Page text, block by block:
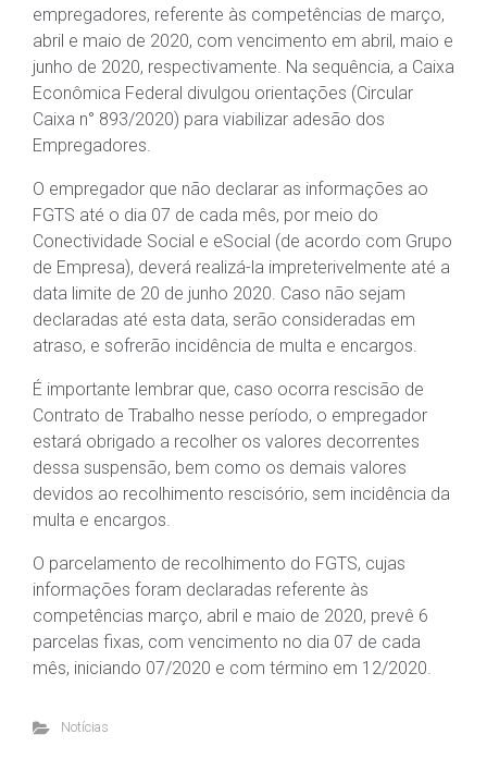
empregadores, referente às competências de março,
abril e maio de 2020, com vencimento em abril, maio e
junho de 2020, respectivamente. Na sequência, a Caixa
Econômica Federal divulgou orientações (Circular
Caixa n° 893/2020) para viabilizar adesão dos
Empregadores.
O empregador que não declarar as informações ao
FGTS até o dia 07 de cada mês, por meio do
Conectividade Social e eSocial (de acordo com Grupo
de Empresa), deverá realizá-la impreterivelmente até a
data limite de 20 de junho 2020. Caso não sejam
declaradas até esta data, serão consideradas em
atraso, e sofrerão incidência de multa e encargos.
É importante lembrar que, caso ocorra rescisão de
Contrato de Trabalho nesse período, o empregador
estará obrigado a recolher os valores decorrentes
dessa suspensão, bem como os demais valores
devidos ao recolhimento rescisório, sem incidência da
multa e encargos.
O parcelamento de recolhimento do FGTS, cujas
informações foram declaradas referente às
competências março, abril e maio de 2020, prevê 6
parcelas fixas, com vencimento no dia 07 de cada
mês, iniciando 07/2020 e com término em 12/2020.
Notícias